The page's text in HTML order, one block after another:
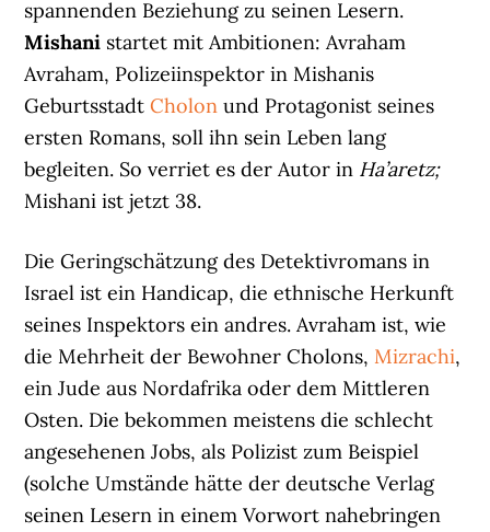
spannenden Beziehung zu seinen Lesern.
Mishani startet mit Ambitionen: Avraham
Avraham, Polizeiinspektor in Mishanis
GeburtsstadtCholon und Protagonist seines
ersten Romans, soll ihn sein Leben lang
begleiten. So verriet es der Autor in Ha’aretz;
Mishani ist jetzt 38.
Die Geringschätzung des Detektivromans in
Israel ist ein Handicap, die ethnische Herkunft
seines Inspektors ein andres. Avraham ist, wie
die Mehrheit der Bewohner Cholons,Mizrachi,
ein Jude aus Nordafrika oder dem Mittleren
Osten. Die bekommen meistens die schlecht
angesehenen Jobs, als Polizist zum Beispiel
(solche Umstände hätte der deutsche Verlag
seinen Lesern in einem Vorwort nahebringen